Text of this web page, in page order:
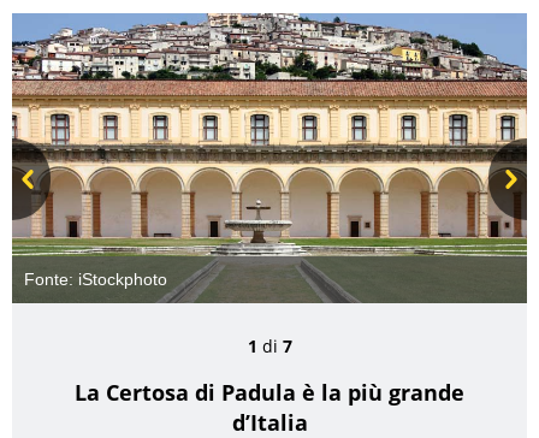
Fonte: iStockphoto
Prev Next
1 di 7
La Certosa di Padula è la più grande
d’Italia